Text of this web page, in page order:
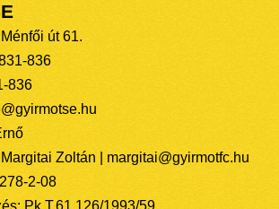
út 61.
836
836
Zoltán | margitai@gyirmotfc.hu
2-08